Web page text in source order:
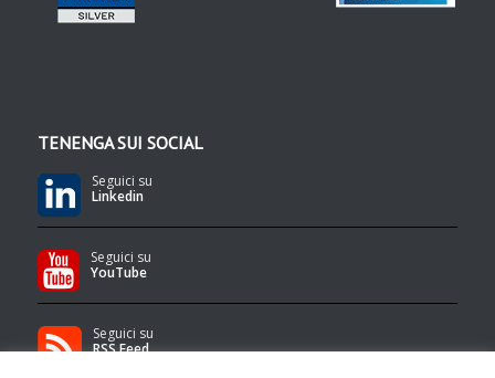
TENENGA SUI SOCIAL
Seguici su
Linkedin
Seguici su
YouTube
Seguici su
RSS Feed